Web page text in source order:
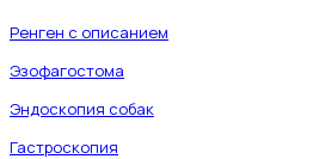
Ренген с описанием
Эзофагостома
Эндоскопия собак
Гастроскопия